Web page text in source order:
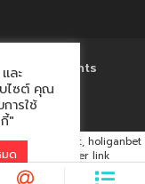
มี่ยม' All Rights
ละ
บไซต์ คุณ
ารใช้
"
ด
·
holiganbet, holiganbet
kalıcı footer link